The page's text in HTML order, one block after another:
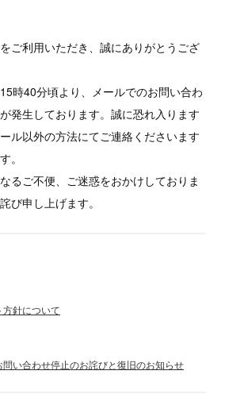
ご利用いただき、誠にありがとうござ
時40分頃より、メールでのお問い合わ
発生しております。 誠に恐れ入ります
ル以外の方法にてご連絡くださいます
。
るご不便、ご迷惑をおかけしておりま
び申し上げます。
針について
問い合わせ停止のお詫びと復旧のお知らせ